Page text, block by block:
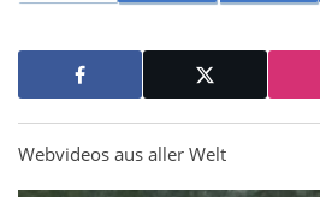
Webvideos aus aller Welt